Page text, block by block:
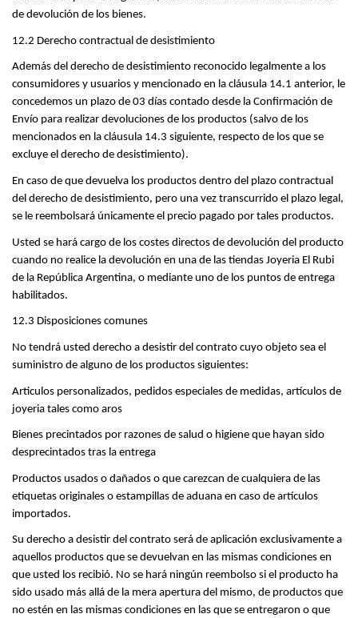
de devolución de los bienes.
12.2 Derecho contractual de desistimiento
Además del derecho de desistimiento reconocido legalmente a los
consumidores y usuarios y mencionado en la cláusula 14.1 anterior, le
concedemos un plazo de 03 días contado desde la Confirmación de
Envío para realizar devoluciones de los productos (salvo de los
mencionados en la cláusula 14.3 siguiente, respecto de los que se
excluye el derecho de desistimiento).
En caso de que devuelva los productos dentro del plazo contractual
del derecho de desistimiento, pero una vez transcurrido el plazo legal,
se le reembolsará únicamente el precio pagado por tales productos.
Usted se hará cargo de los costes directos de devolución del producto
cuando no realice la devolución en una de las tiendas Joyeria El Rubi
de la República Argentina, o mediante uno de los puntos de entrega
habilitados.
12.3 Disposiciones comunes
No tendrá usted derecho a desistir del contrato cuyo objeto sea el
suministro de alguno de los productos siguientes:
Articulos personalizados, pedidos especiales de medidas, artículos de
joyeria tales como aros
Bienes precintados por razones de salud o higiene que hayan sido
desprecintados tras la entrega
Productos usados o dañados o que carezcan de cualquiera de las
etiquetas originales o estampillas de aduana en caso de artículos
importados.
Su derecho a desistir del contrato será de aplicación exclusivamente a
aquellos productos que se devuelvan en las mismas condiciones en
que usted los recibió. No se hará ningún reembolso si el producto ha
sido usado más allá de la mera apertura del mismo, de productos que
no estén en las mismas condiciones en las que se entregaron o que